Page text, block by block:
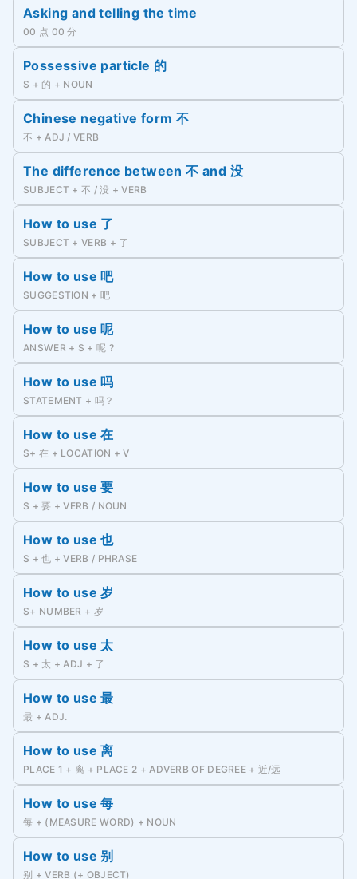
Asking and telling the time
00 点 00 分
Possessive particle 的
S + 的 + NOUN
Chinese negative form 不
不 + ADJ / VERB
The difference between 不 and 没
SUBJECT + 不 / 没 + VERB
How to use 了
SUBJECT + VERB + 了
How to use 吧
SUGGESTION + 吧
How to use 呢
ANSWER + S + 呢 ?
How to use 吗
STATEMENT + 吗？
How to use 在
S+ 在 + LOCATION + V
How to use 要
S + 要 + VERB / NOUN
How to use 也
S + 也 + VERB / PHRASE
How to use 岁
S+ NUMBER + 岁
How to use 太
S + 太 + ADJ + 了
How to use 最
最 + ADJ.
How to use 离
PLACE 1 + 离 + PLACE 2 + ADVERB OF DEGREE + 近/远
How to use 每
每 + (MEASURE WORD) + NOUN
How to use 别
别 + VERB (+ OBJECT)